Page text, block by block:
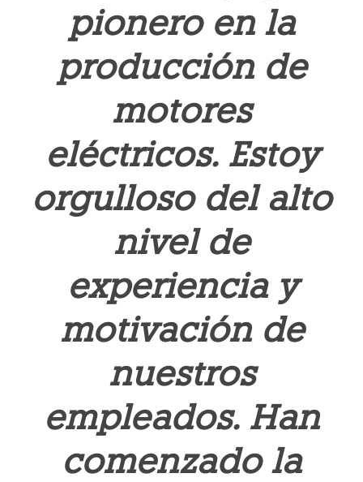
pionero en la
producción de
motores
eléctricos. Estoy
orgulloso del alto
nivel de
experiencia y
motivación de
nuestros
empleados. Han
comenzado la